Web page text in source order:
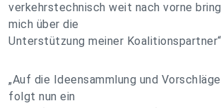
verkehrstechnisch weit nach vorne
mich über die
Unterstützung meiner
„Auf die Ideensammlung und
folgt nun ein